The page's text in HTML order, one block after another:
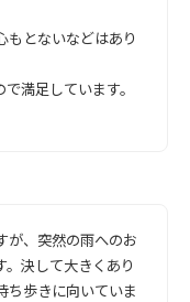
もとないなどはあり
満足しています。
が、突然の雨へのお
決して大きくあり
ち歩きに向いていま